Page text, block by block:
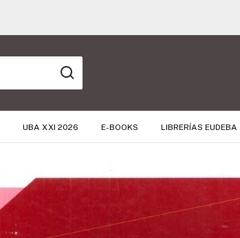
UBA XXI 2026 E-BOOKS LIBRERÍAS EUDEBA